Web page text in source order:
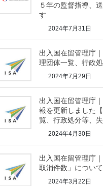
５年の監督指導、
す
2024年7月31日
出入国在留管理庁
理団体一覧、行政
2024年7月29日
出入国在留管理庁
報を更新しました
覧、行政処分等、
2024年4月30日
出入国在留管理庁
取消件数」について
2024年3月22日